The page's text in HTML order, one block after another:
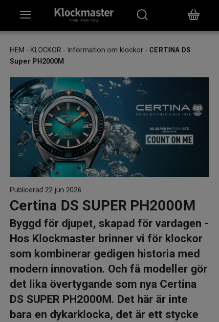
KLOCKOR
SMYCKEN
ÖVRIGT
VARUMÄRKEN
BUTIKER
PRESENTKORT
HEM › KLOCKOR › Information om klockor › CERTINA DS
Super PH2000M
Publicerad 22 jun 2026
Certina DS SUPER PH2000M
Byggd för djupet, skapad för vardagen -
Hos Klockmaster brinner vi för klockor
som kombinerar gedigen historia med
modern innovation. Och få modeller gör
det lika övertygande som nya Certina
DS SUPER PH2000M. Det här är inte
bara en dykarklocka, det är ett stycke